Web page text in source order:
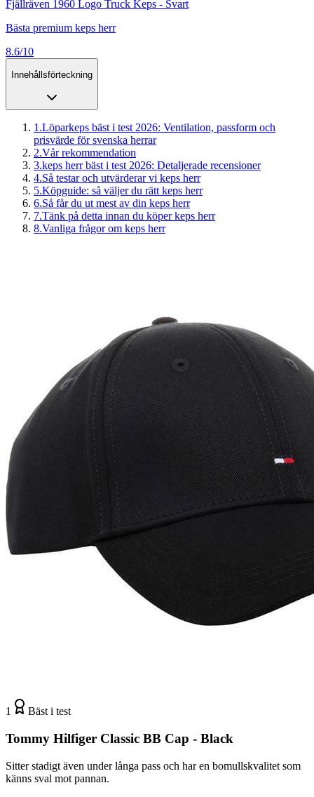
Fjällräven 1960 Logo Truck Keps - Svart
Bästa premium keps herr
8.6/10
Innehållsförteckning
1 .Löparkeps bäst i test 2026: Ventilation, passform och
prisvärde för svenska herrar
2.Vår rekommendation
3.keps herr bäst i test 2026: Detaljerade recensioner
4.Så testar och utvärderar vi keps herr
5.Köpguide: så väljer du rätt keps herr
6.Så får du ut mest av din keps herr
7.Tänk på detta innan du köper keps herr
8.Vanliga frågor om keps herr
1 Bäst i test
Tommy Hilfiger Classic BB Cap - Black
Sitter stadigt även under långa pass och har en bomullskvalitet som
känns sval mot pannan.